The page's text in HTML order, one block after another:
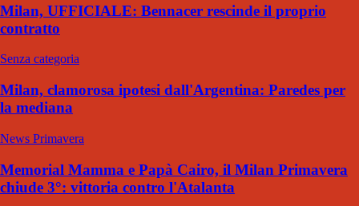
Milan, UFFICIALE: Bennacer rescinde il proprio
contratto
Senza categoria
Milan, clamorosa ipotesi dall'Argentina: Paredes per
la mediana
News Primavera
Memorial Mamma e Papà Cairo, il Milan Primavera
chiude 3°: vittoria contro l'Atalanta